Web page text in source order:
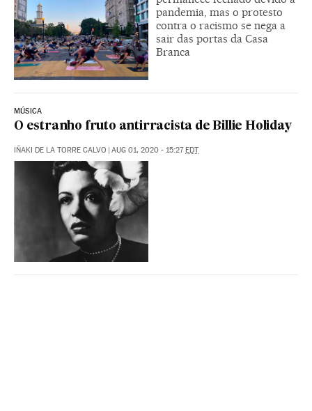
pandemia, mas o protesto
contra o racismo se nega a
sair das portas da Casa
Branca
MÚSICA
O estranho fruto antirracista de Billie Holiday
IÑAKI DE LA TORRE CALVO AUG 01, 2020 - 15:27 EDT